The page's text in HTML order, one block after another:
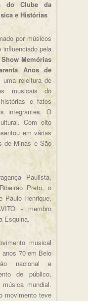
do Clube da
e Histórias
por músicos
influenciado pela
Show Memórias
Anos de
releitura de
musicais do
e fatos
integrantes. O
Com oito
em várias
de Minas e São
Paulista,
Preto, o
Paulo Henrique,
- membro
Esquina.
musical
anos 70 em Belo
nacional e
de público,
mundial.
movimento teve